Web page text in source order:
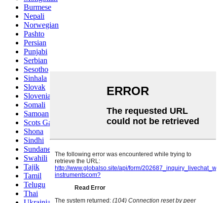
Burmese
Nepali
Norwegian
Pashto
Persian
Punjabi
Serbian
Sesotho
Sinhala
Slovak
Slovenian
Somali
Samoan
Scots Gaelic
Shona
Sindhi
Sundanese
Swahili
Tajik
Tamil
Telugu
Thai